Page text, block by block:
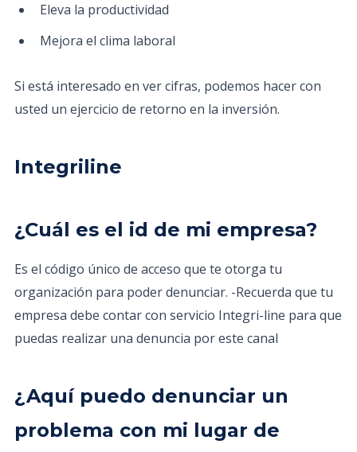
Eleva la productividad
Mejora el clima laboral
Si está interesado en ver cifras, podemos hacer con
usted un ejercicio de retorno en la inversión.
Integriline
¿Cuál es el id de mi empresa?
Es el código único de acceso que te otorga tu
organización para poder denunciar. -Recuerda que tu
empresa debe contar con servicio Integri-line para que
puedas realizar una denuncia por este canal
¿Aquí puedo denunciar un
problema con mi lugar de